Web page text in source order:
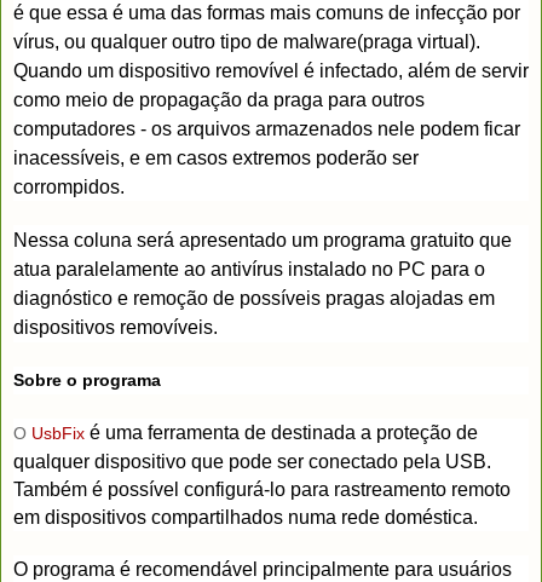
é que essa é uma das formas mais comuns de infecção por
vírus, ou qualquer outro tipo de malware(praga virtual).
Quando um dispositivo removível é infectado, além de servir
como meio de propagação da praga para outros
computadores - os arquivos armazenados nele podem ficar
inacessíveis, e em casos extremos poderão ser
corrompidos.
Nessa coluna será apresentado um programa gratuito que
atua paralelamente ao antivírus instalado no PC para o
diagnóstico e remoção de possíveis pragas alojadas em
dispositivos removíveis.
Sobre o programa
O UsbFix é uma ferramenta de destinada a proteção de
qualquer dispositivo que pode ser conectado pela USB.
Também é possível configurá-lo para rastreamento remoto
em dispositivos compartilhados numa rede doméstica.
O programa é recomendável principalmente para usuários